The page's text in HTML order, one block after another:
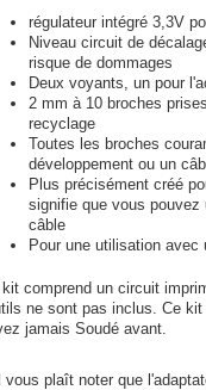
régulateur intégré 3,3V
Niveau circuit de
risque de dommages
Deux voyants, un pour
2 mm à 10 broches
recyclage
Toutes les broches
développement ou un
Plus précisément créé
signifie que vous pouvez
câble
Pour une utilisation
kit comprend un circuit
ne sont pas inclus. Ce
jamais Soudé avant.
vous plaît noter que